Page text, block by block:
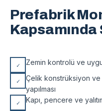
Prefabrik
Kapsamında
✓ Zemin kontrolü ve
✓
Çelik konstrüksiyon ve
yapılması
✓ Kapı, pencere ve